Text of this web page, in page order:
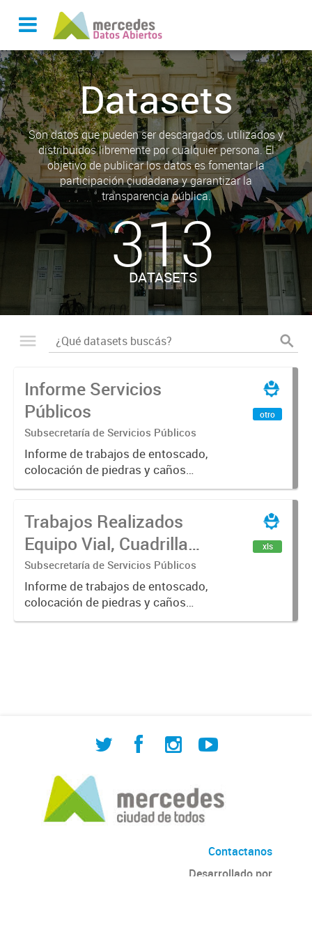
Datasets
Son datos que pueden ser descargados, utilizados y
distribuidos libremente por cualquier persona. El
objetivo de publicar los datos es fomentar la
participación ciudadana y garantizar la
transparencia pública.
313
DATASETS
Informe Servicios
Públicos
Subsecretaría de Servicios Públicos
Informe de trabajos de entoscado,
colocación de piedras y caños
(zanjeo - cruce de calles) Informe
construcción, colocación de tapa
registro, reparación...
otro
Trabajos Realizados
Equipo Vial, Cuadrilla
Bacheo, Servicio
Eléctrico - Noviembre
2021
Subsecretaría de Servicios Públicos
Informe de trabajos de entoscado,
colocación de piedras y caños
(zanjeo - cruce de calles) Informe
xls
Contactanos
Desarrollado por